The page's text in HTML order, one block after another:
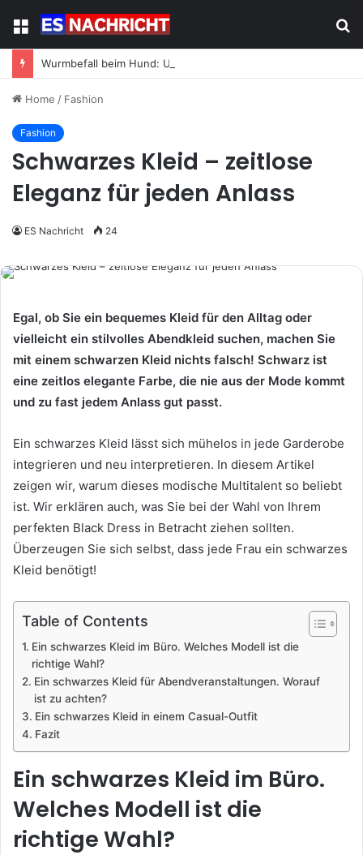
Menu
Home / Fashion
Fashion
Schwarzes Kleid – zeitlose
Eleganz für jeden Anlass
ES Nachricht 24
Egal, ob Sie ein bequemes Kleid für den Alltag oder
vielleicht ein stilvolles Abendkleid suchen, machen Sie
mit einem schwarzen Kleid nichts falsch! Schwarz ist
eine zeitlos elegante Farbe, die nie aus der Mode kommt
und zu fast jedem Anlass gut passt.
Ein schwarzes Kleid lässt sich mühelos in jede Garderobe
integrieren und neu interpretieren. In diesem Artikel
zeigen wir, warum dieses modische Multitalent so beliebt
ist. Wir erklären auch, was Sie bei der Wahl von Ihrem
perfekten Black Dress in Betracht ziehen sollten.
Überzeugen Sie sich selbst, dass jede Frau ein schwarzes
Kleid benötigt!
Table of Contents
Ein schwarzes Kleid im Büro. Welches Modell ist die
richtige Wahl?
Ein schwarzes Kleid für Abendveranstaltungen. Worauf
ist zu achten?
Ein schwarzes Kleid in einem Casual-Outfit
Fazit
Ein schwarzes Kleid im Büro.
Welches Modell ist die
richtige Wahl?